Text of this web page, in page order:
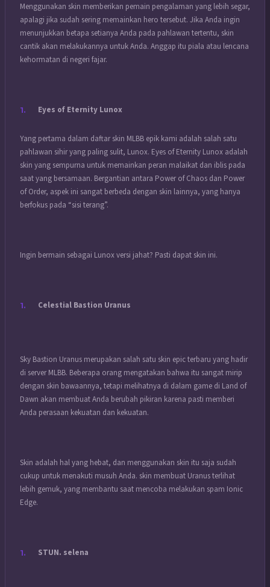
Menggunakan skin memberikan pemain pengalaman yang lebih segar,
apalagi jika sudah sering memainkan hero tersebut. Jika Anda ingin
menunjukkan betapa setianya Anda pada pahlawan tertentu, skin
cantik akan melakukannya untuk Anda. Anggap itu piala atau lencana
kehormatan di negeri fajar.
Eyes of Eternity Lunox
Yang pertama dalam daftar skin MLBB epik kami adalah salah satu
pahlawan sihir yang paling sulit, Lunox. Eyes of Eternity Lunox adalah
skin yang sempurna untuk memainkan peran malaikat dan iblis pada
saat yang bersamaan. Bergantian antara Power of Chaos dan Power
of Order, aspek ini sangat berbeda dengan skin lainnya, yang hanya
berfokus pada “sisi terang”.
Ingin bermain sebagai Lunox versi jahat? Pasti dapat skin ini.
Celestial Bastion Uranus
Sky Bastion Uranus merupakan salah satu skin epic terbaru yang hadir
di server MLBB. Beberapa orang mengatakan bahwa itu sangat mirip
dengan skin bawaannya, tetapi melihatnya di dalam game di Land of
Dawn akan membuat Anda berubah pikiran karena pasti memberi
Anda perasaan kekuatan dan kekuatan.
Skin adalah hal yang hebat, dan menggunakan skin itu saja sudah
cukup untuk menakuti musuh Anda. skin membuat Uranus terlihat
lebih gemuk, yang membantu saat mencoba melakukan spam Ionic
Edge.
STUN. selena